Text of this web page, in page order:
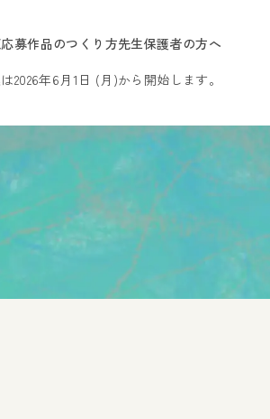
応募作品のつくり方先生保護者の方へ
2026年6月1日 (月)から開始します。